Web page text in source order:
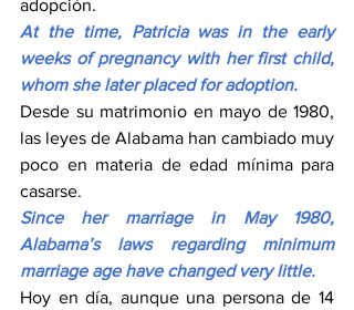
adopción.
At the time, Patricia was in the early
weeks of pregnancy with her first child,
whom she later placed for adoption.
Desde su matrimonio en mayo de 1980,
las leyes de Alabama han cambiado muy
poco en materia de edad mínima para
casarse.
Since her marriage in May 1980,
Alabama’s laws regarding minimum
marriage age have changed very little.
Hoy en día, aunque una persona de 14